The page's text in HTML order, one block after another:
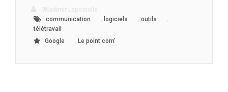
communication
logiciels outils
télétravail
Google
Le point com'